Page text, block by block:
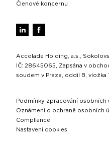
Členové koncernu
Accolade Holding, a.s.,
IČ: 28645065, Zapsána v
soudem v Praze, oddíl B, vložka
Podmínky zpracování osobních
Oznámení o ochraně osobních
Compliance
Nastavení cookies